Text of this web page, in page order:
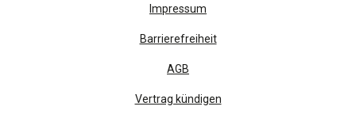
Impressum
Barrierefreiheit
AGB
Vertrag kündigen